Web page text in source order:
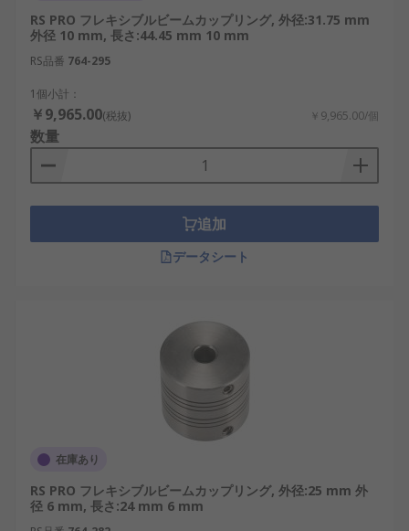
RS PRO フレキシブルビームカップリング, 外径:31.75 mm
外径 10 mm, 長さ:44.45 mm 10 mm
RS品番 764-295
1個小計：
￥9,965.00(税抜) ￥9,965.00/個
数量
追加
データシート
在庫あり
RS PRO フレキシブルビームカップリング, 外径:25 mm 外
径 6 mm, 長さ:24 mm 6 mm